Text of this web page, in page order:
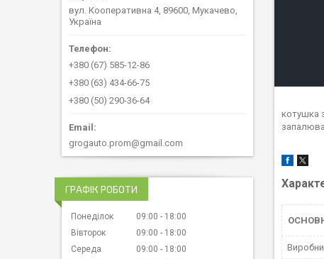
котушка
вул. Кооперативна 4, 89600, Мукачево,
Україна
+380 (67) 585-12-86
+380 (63) 434-66-75
+380 (50) 290-36-64
grogauto.prom@gmail.com
ГРАФІК РОБОТИ
Понеділок 09:00
18:00
Вівторок
09:00
18:00
Середа
09:00
18:00